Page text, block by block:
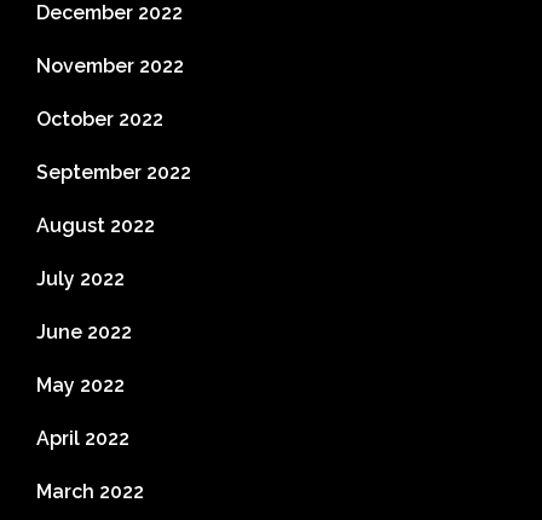
December 2022
November 2022
October 2022
September 2022
August 2022
July 2022
June 2022
May 2022
April 2022
March 2022